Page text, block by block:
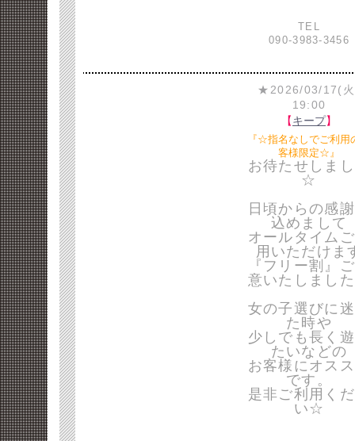
TEL
090-3983-3456
★2026/03/17(
19:00
【キープ】
『☆指名なしでご利用
客様限定☆』
お待たせしま
☆
日頃からの感
込めまして
オールタイム
用いただけま
『フリー割』
意いたしまし
女の子選びに
た時や
少しでも長く
たいなどの
お客様にオス
です。
是非ご利用く
い☆